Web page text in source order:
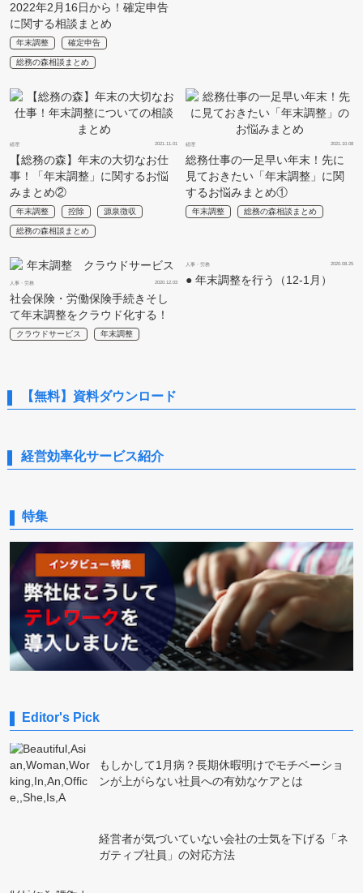
2022年2月16日から！確定申告
に関する相談まとめ
年末調整 確定申告
総務の森相談まとめ
経理 2021.11.01
【総務の森】年末の大切なお仕
事！「年末調整」に関するお悩
みまとめ②
年末調整 控除 源泉徴収
総務の森相談まとめ
経理 2021.10.08
総務仕事の一足早い年末！先に
見ておきたい「年末調整」に関
するお悩みまとめ①
年末調整 総務の森相談まとめ
人事・労務 2020.12.03
社会保険・労働保険手続きそし
て年末調整をクラウド化する！
クラウドサービス 年末調整
人事・労務 2020.08.25
● 年末調整を行う（12-1月）
【無料】資料ダウンロード
経営効率化サービス紹介
特集
Editor's Pick
もしかして1月病？長期休暇明けでモチベーショ
ンが上がらない社員への有効なケアとは
経営者が気づいていない会社の士気を下げる「ネ
ガティブ社員」の対応方法